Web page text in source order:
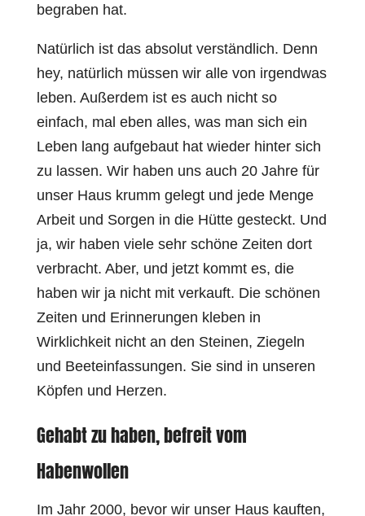
begraben hat.
Natürlich ist das absolut verständlich. Denn
hey, natürlich müssen wir alle von irgendwas
leben. Außerdem ist es auch nicht so
einfach, mal eben alles, was man sich ein
Leben lang aufgebaut hat wieder hinter sich
zu lassen. Wir haben uns auch 20 Jahre für
unser Haus krumm gelegt und jede Menge
Arbeit und Sorgen in die Hütte gesteckt. Und
ja, wir haben viele sehr schöne Zeiten dort
verbracht. Aber, und jetzt kommt es, die
haben wir ja nicht mit verkauft. Die schönen
Zeiten und Erinnerungen kleben in
Wirklichkeit nicht an den Steinen, Ziegeln
und Beeteinfassungen. Sie sind in unseren
Köpfen und Herzen.
Gehabt zu haben, befreit vom
Habenwollen
Im Jahr 2000, bevor wir unser Haus kauften,